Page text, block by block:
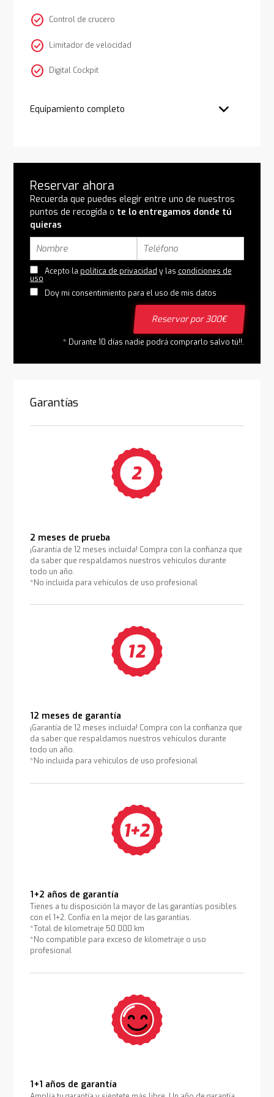
check_circle Control de crucero
check_circle Limitador de velocidad
check_circle Digital Cockpit
Equipamiento completo
Reservar ahora
Recuerda que puedes elegir entre uno de nuestros
puntos de recogida o te lo entregamos donde tú
quieras
Acepto la política de privacidad y las condiciones de
uso
Doy mi consentimiento para el uso de mis datos
Reservar por 300€
* Durante 10 días nadie podrá comprarlo salvo tú!!.
Garantías
2 meses de prueba
¡Garantía de 12 meses incluida! Compra con la confianza que
da saber que respaldamos nuestros vehículos durante
todo un año.
*No incluida para vehículos de uso profesional
12 meses de garantía
¡Garantía de 12 meses incluida! Compra con la confianza que
da saber que respaldamos nuestros vehículos durante
todo un año.
*No incluida para vehículos de uso profesional
1+2 años de garantía
Tienes a tu disposición la mayor de las garantías posibles
con el 1+2. Confía en la mejor de las garantías.
*Total de kilometraje 50.000 km
*No compatible para exceso de kilometraje o uso
profesional
1+1 años de garantía